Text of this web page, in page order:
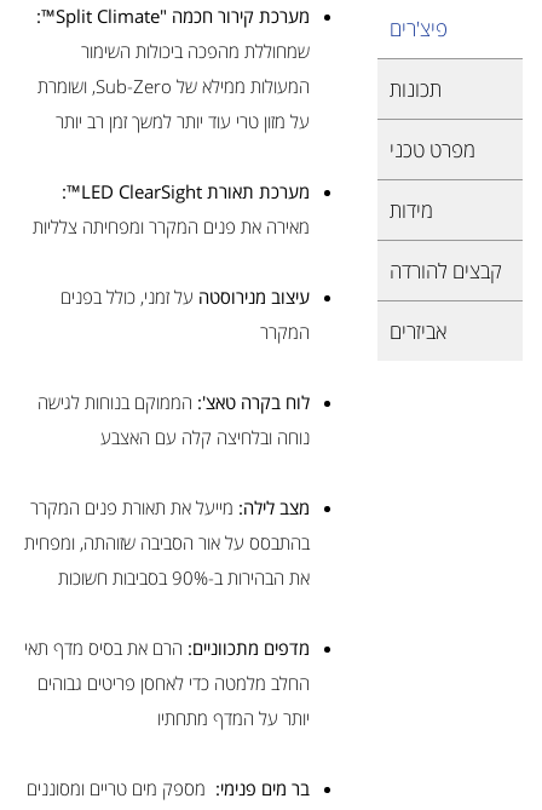
פיצ'רים
תכונות
מפרט טכני
מידות
קבצים להורדה
אביזרים
מערכת קירור חכמה "Split Climate™:
שמחוללת מהפכה ביכולות השימור
המעולות ממילא של Sub-Zero, ושומרת
על מזון טרי עוד יותר למשך זמן רב יותר
מערכת תאורת LED ClearSight™:
מאירה את פנים המקרר ומפחיתה צלליות
עיצוב מנירוסטה על זמני, כולל בפנים
המקרר
לוח בקרה טאצ': הממוקם בנוחות לגישה
נוחה ובלחיצה קלה עם האצבע
מצב לילה: מייעל את תאורת פנים המקרר
בהתבסס על אור הסביבה שזוהתה, ומפחית
את הבהירות ב-90% בסביבות חשוכות
מדפים מתכווניים: הרם את בסיס מדף תאי
החלב מלמטה כדי לאחסן פריטים גבוהים
יותר על המדף מתחתיו
בר מים פנימי: מספק מים טריים ומסוננים